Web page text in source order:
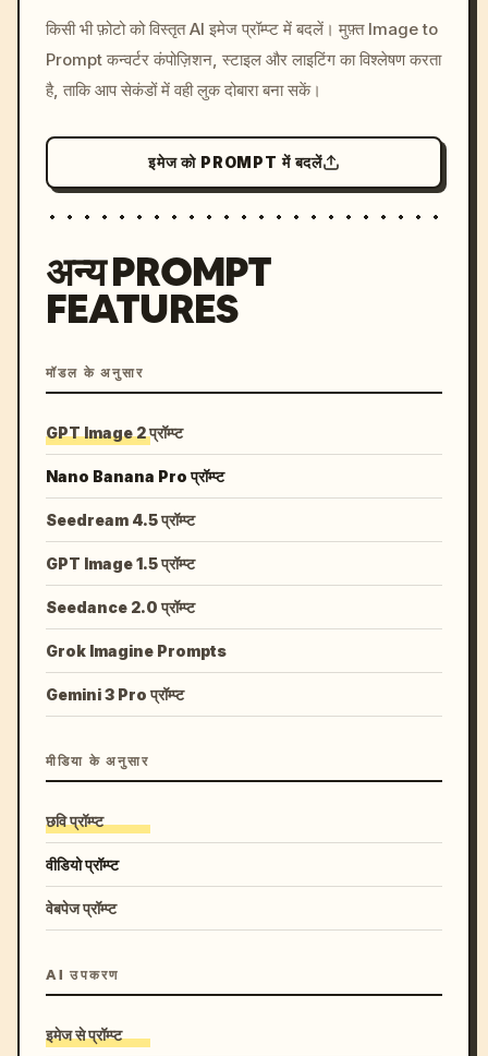
c, cyberpunk sunset, neon
colors, 8k --v 6.0
किसी भी फ़ोटो को विस्तृत AI इमेज प्रॉम्प्ट में बदलें। मुफ़्त Image to
Prompt कन्वर्टर कंपोज़िशन, स्टाइल और लाइटिंग का विश्लेषण करता
है, ताकि आप सेकंडों में वही लुक दोबारा बना सकें।
इमेज को PROMPT में बदलें
अन्य PROMPT
FEATURES
मॉडल के अनुसार
GPT Image 2 प्रॉम्प्ट
Nano Banana Pro प्रॉम्प्ट
Seedream 4.5 प्रॉम्प्ट
GPT Image 1.5 प्रॉम्प्ट
Seedance 2.0 प्रॉम्प्ट
Grok Imagine Prompts
Gemini 3 Pro प्रॉम्प्ट
मीडिया के अनुसार
छवि प्रॉम्प्ट
वीडियो प्रॉम्प्ट
वेबपेज प्रॉम्प्ट
AI उपकरण
इमेज से प्रॉम्प्ट